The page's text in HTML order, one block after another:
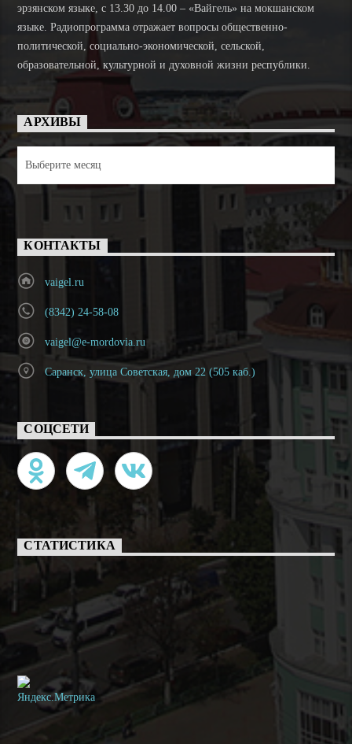
эрзянском языке, с 13.30 до 14.00 – «Вайгель» на мокшанском
языке. Радиопрограмма отражает вопросы общественно-
политической, социально-экономической, сельской,
образовательной, культурной и духовной жизни республики.
АРХИВЫ
КОНТАКТЫ
vaigel.ru
(8342) 24-58-08
vaigel@e-mordovia.ru
Саранск, улица Советская, дом 22 (505 каб.)
СОЦСЕТИ
СТАТИСТИКА